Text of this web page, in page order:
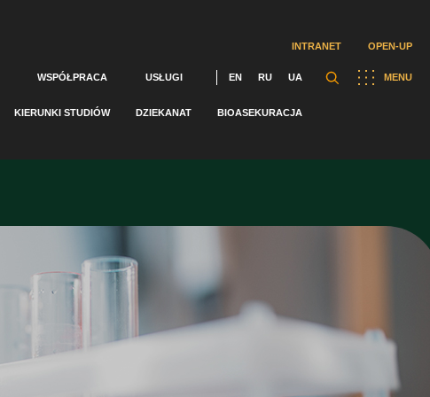
INTRANET OPEN-UP
MENU
WSPÓŁPRACA USŁUGI EN RU UA
KIERUNKI STUDIÓW DZIEKANAT BIOASEKURACJA